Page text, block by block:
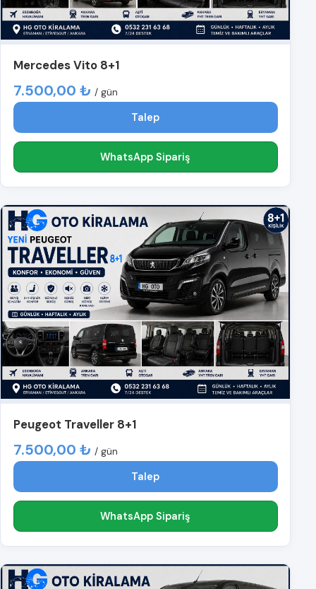
Mercedes Vito 8+1
7.500,00 ₺ / gün
Talep
WhatsApp Sipariş
Peugeot Traveller 8+1
7.500,00 ₺ / gün
Talep
WhatsApp Sipariş